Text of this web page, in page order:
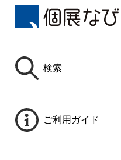
検索
ご利用ガイド